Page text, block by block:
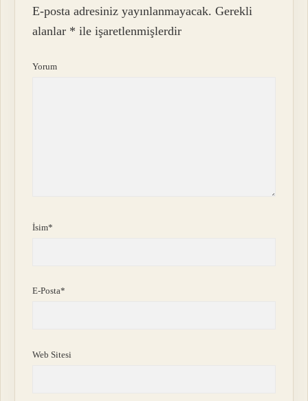
E-posta adresiniz yayınlanmayacak. Gerekli
alanlar * ile işaretlenmişlerdir
Yorum
İsim*
E-Posta*
Web Sitesi